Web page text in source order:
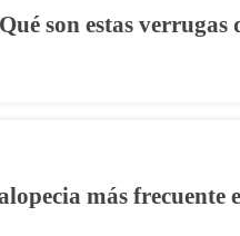
son estas verrugas
más